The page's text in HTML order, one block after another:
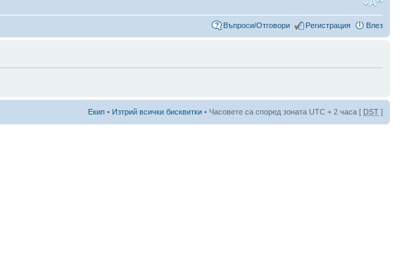
Въпроси/Отговори Регистрация Влез
Екип • Изтрий всички бисквитки • Часовете са според зоната UTC + 2 часа [ DST ]